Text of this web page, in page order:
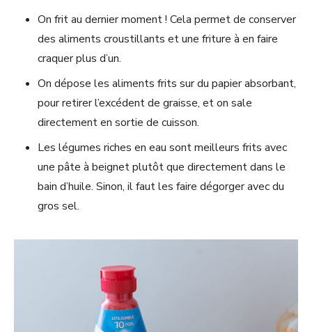
On frit au dernier moment ! Cela permet de conserver
des aliments croustillants et une friture à en faire
craquer plus d’un.
On dépose les aliments frits sur du papier absorbant,
pour retirer l’excédent de graisse, et on sale
directement en sortie de cuisson.
Les légumes riches en eau sont meilleurs frits avec
une pâte à beignet plutôt que directement dans le
bain d’huile. Sinon, il faut les faire dégorger avec du
gros sel.